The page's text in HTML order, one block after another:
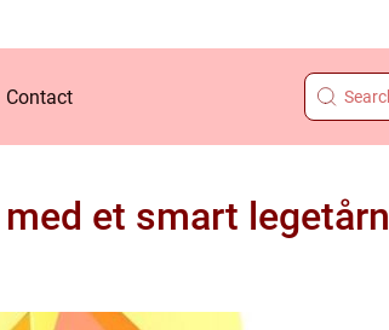
Contact
et smart legetårn